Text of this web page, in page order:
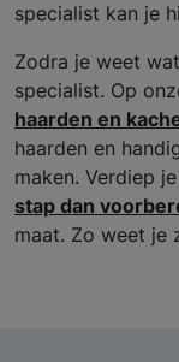
specialist kan je
Zodra je weet
specialist. Op
haarden en
haarden en
maken. Verdiep
stap dan
maat. Zo weet je